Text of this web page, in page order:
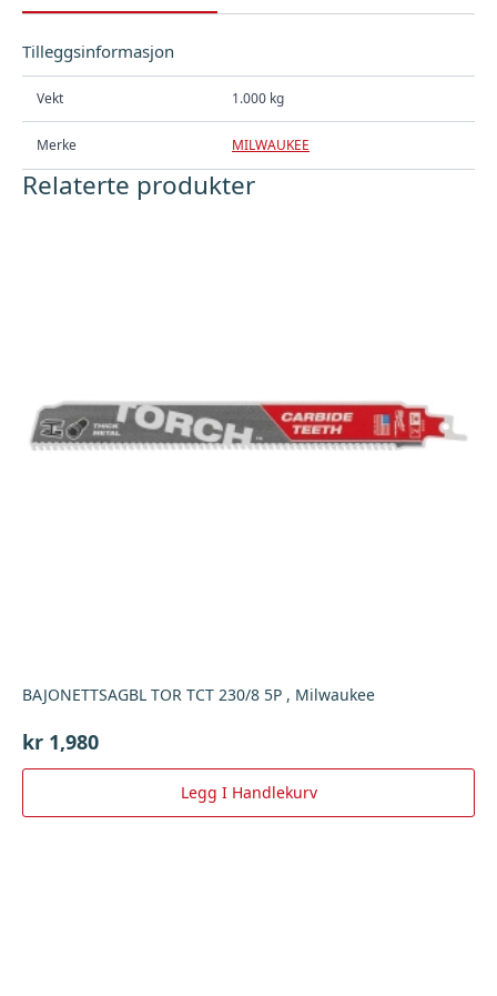
Tilleggsinformasjon
Vekt 1.000 kg
Merke MILWAUKEE
Relaterte produkter
BAJONETTSAGBL TOR TCT 230/8 5P , Milwaukee
kr 1,980
Legg I Handlekurv